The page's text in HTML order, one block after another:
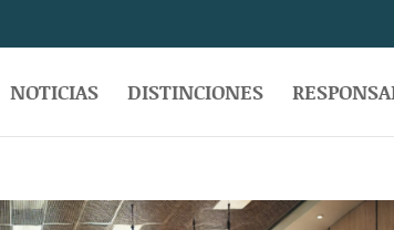
NOTICIAS DISTINCIONES